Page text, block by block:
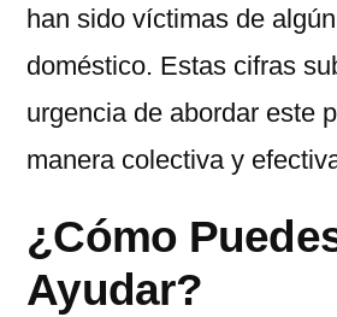
han sido víctimas de
doméstico. Estas cifras
urgencia de abordar este
manera colectiva y
¿Cómo
Ayudar?